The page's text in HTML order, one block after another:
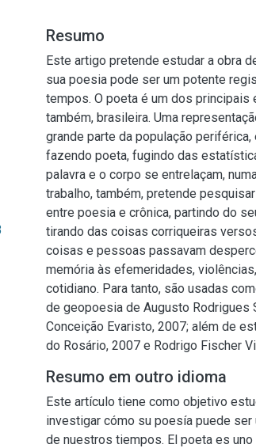
Resumo
Este artigo pretende estudar a obra
sua poesia pode ser um potente
tempos. O poeta é um dos principais
também, brasileira. Uma
grande parte da população
fazendo poeta, fugindo das
palavra e o corpo se entrelaçam,
trabalho, também, pretende
entre poesia e crônica, partindo do
tirando das coisas corriqueiras
coisas e pessoas passavam
memória às efemeridades,
cotidiano. Para tanto, são usadas
de geopoesia de Augusto Rodrigues
Conceição Evaristo, 2007; além de
do Rosário, 2007 e Rodrigo Fischer
Resumo em outro idioma
Este artículo tiene como objetivo
investigar cómo su poesía puede
de nuestros tiempos. El poeta es